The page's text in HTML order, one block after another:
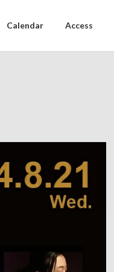
Calendar Access